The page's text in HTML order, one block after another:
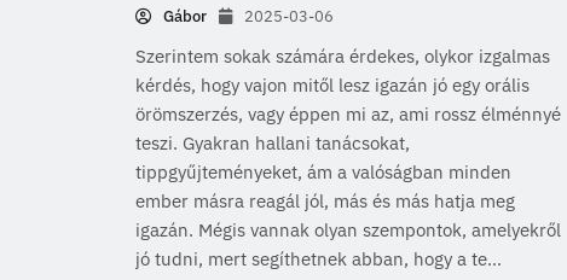
Gábor 2025-03-06
Szerintem sokak számára érdekes, olykor izgalmas
kérdés, hogy vajon mitől lesz igazán jó egy orális
örömszerzés, vagy éppen mi az, ami rossz élménnyé
teszi. Gyakran hallani tanácsokat,
tippgyűjteményeket, ám a valóságban minden
ember másra reagál jól, más és más hatja meg
igazán. Mégis vannak olyan szempontok, amelyekről
jó tudni, mert segíthetnek abban, hogy a te...